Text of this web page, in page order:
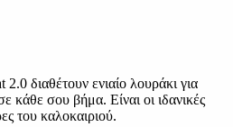
διαθέτουν ενιαίο λουράκι για
κάθε σου βήμα. Είναι οι ιδανικές
του καλοκαιριού.